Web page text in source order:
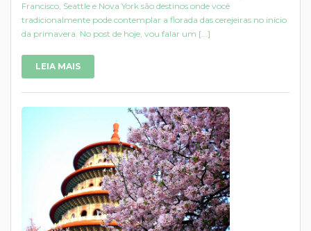
Francisco, Seattle e Nova York são destinos onde você
tradicionalmente pode contemplar a florada das cerejeiras no início
da primavera. No post de hoje, vou falar um [...]
LEIA MAIS